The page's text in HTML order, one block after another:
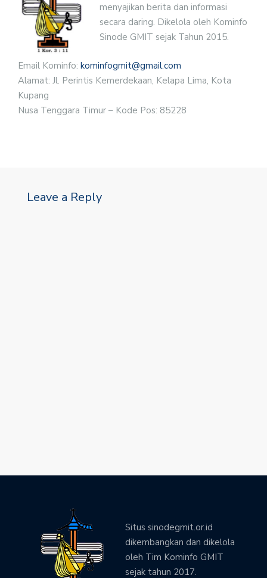
menyajikan berita dan informasi
secara daring. Dikelola oleh Kominfo
Sinode GMIT sejak Tahun 2015.
Email Kominfo: kominfogmit@gmail.com
Alamat: Jl. Perintis Kemerdekaan, Kelapa Lima, Kota
Kupang
Nusa Tenggara Timur – Kode Pos: 85228
Leave a Reply
Situs sinodegmit.or.id
dikembangkan dan dikelola
oleh Tim Kominfo GMIT
sejak tahun 2017.